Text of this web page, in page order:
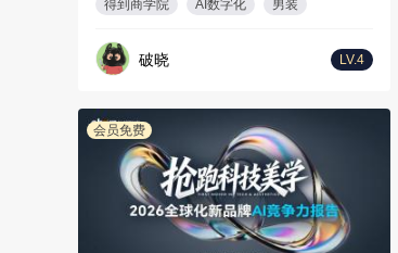
得到商学院 AI数字化 男装
破晓 LV.4
会员免费